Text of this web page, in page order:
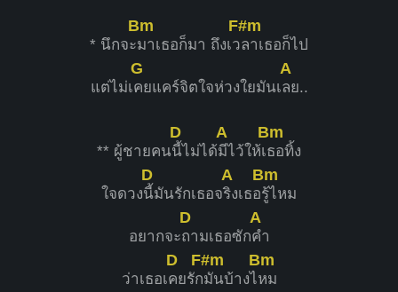
* นึกจะ
Bm
มาเธอก็มา ถึงเว
F#m
ลาเธอก็ไป
แต่ไม่เ
G
คยแคร์จิตใจห่วงใยมันเ
A
ลย..
** ผู้ชายคน
D
นี้ไม่ได้
A
มีไว้ให้เ
Bm
ธอทิ้ง
ใจดวง
D
นี้มันรักเธอจ
A
ริงเธอ
Bm
รู้ไหม
อยากจะ
D
ถามเธอซัก
A
คำ
ว่าเธอเ
D
คยรัก
F#m
มันบ้างไ
Bm
หม